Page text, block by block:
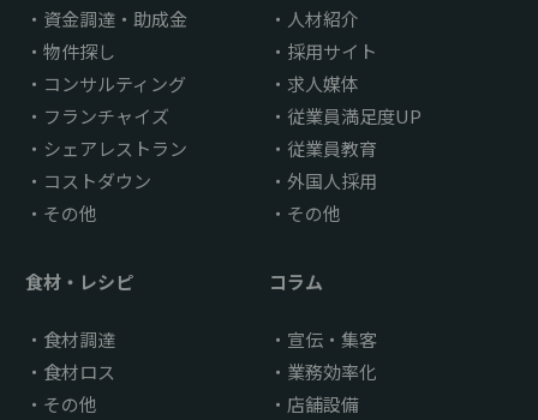
資金調達・助成金
物件探し
コンサルティング
フランチャイズ
シェアレストラン
コストダウン
その他
人材紹介
採用サイト
求人媒体
従業員満足度UP
従業員教育
外国人採用
その他
食材・レシピ
食材調達
食材ロス
その他
コラム
宣伝・集客
業務効率化
店舗設備